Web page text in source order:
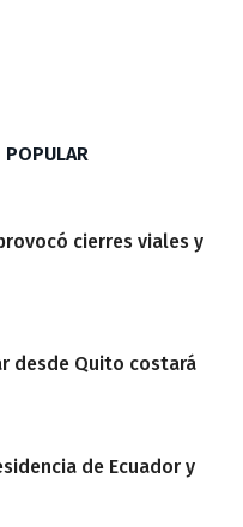
POPULAR
cierres viales y
desde Quito costará
de Ecuador y